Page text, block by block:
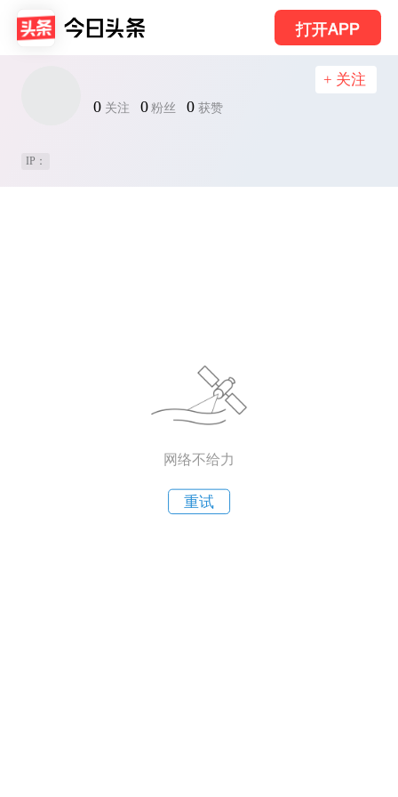
打开APP
0 关注 0 粉丝 0 获赞
+ 关注
IP：
网络不给力
重试